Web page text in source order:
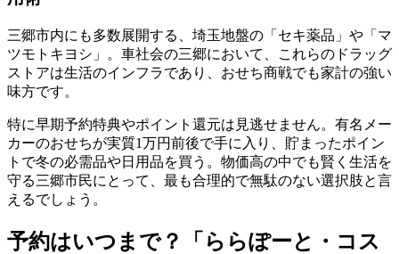
三郷市内にも多数展開する、埼玉地盤の「セキ薬品」や「マ
ツモトキヨシ」。車社会の三郷において、これらのドラッグ
ストアは生活のインフラであり、おせち商戦でも家計の強い
味方です。
特に早期予約特典やポイント還元は見逃せません。 有名メー
カーのおせちが実質1万円前後で手に入り、貯まったポイン
トで冬の必需品や日用品を買う 。物価高の中でも賢く生活を
守る三郷市民にとって、最も合理的で無駄のない選択肢と言
えるでしょう。
予約はいつまで？「ららぽーと・コス